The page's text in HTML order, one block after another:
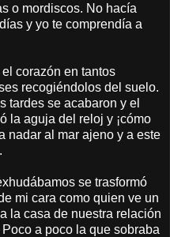
o mordiscos. No hacía
y yo te comprendía a
corazón en tantos
recogiéndolos del suelo.
tardes se acabaron y el
la aguja del reloj y ¡cómo
nadar al mar ajeno y a este
se trasformó
mi cara como quien ve un
la casa de nuestra relación
a poco la que sobraba